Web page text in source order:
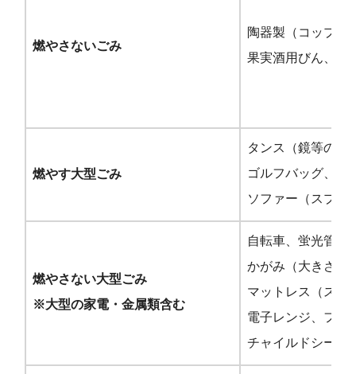
燃やさないごみ
陶器製（コップ・
果実酒用びん、蛍
燃やす大型ごみ
タンス（鏡等の不
ゴルフバッグ、マ
ソファー（スプリ
燃やさない大型ごみ
※大型の家電・金属類含む
自転車、蛍光管（
かがみ（大きさ
マットレス（スプ
電子レンジ、ファ
チャイルドシート